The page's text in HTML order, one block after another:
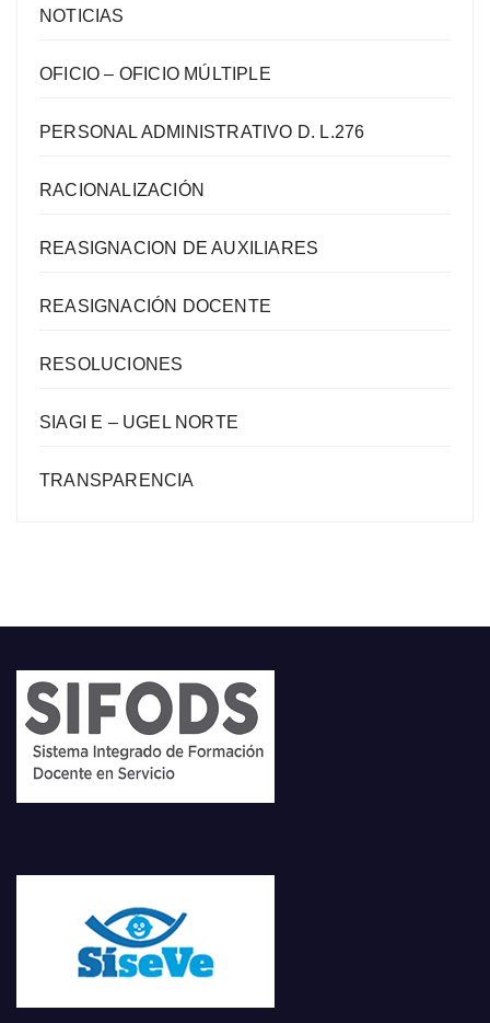
NOTICIAS
OFICIO – OFICIO MÚLTIPLE
PERSONAL ADMINISTRATIVO D. L.276
RACIONALIZACIÓN
REASIGNACION DE AUXILIARES
REASIGNACIÓN DOCENTE
RESOLUCIONES
SIAGI E – UGEL NORTE
TRANSPARENCIA